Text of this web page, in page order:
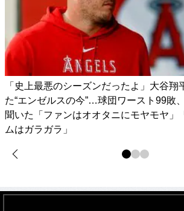
「史上最悪のシーズンだったよ」大谷翔
た“エンゼルスの今”…球団ワースト99敗
聞いた「ファンはオオタニにモヤモヤ」
ムはガラガラ」